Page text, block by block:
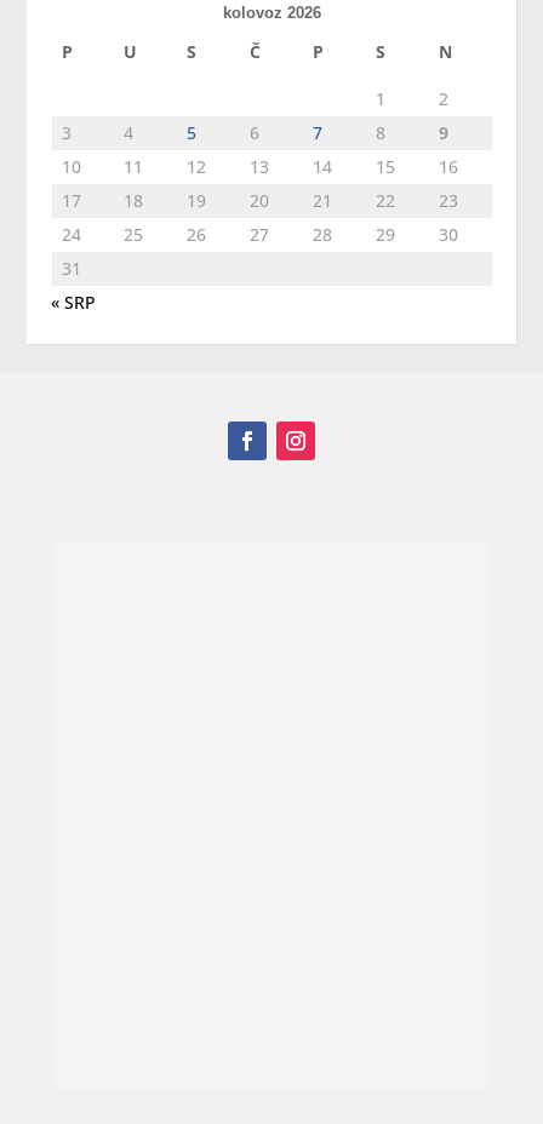
kolovoz 2026
P U S Č P S N
1
2
3
4 5 6 7 8
9
10
11 12 13 14 15
16
17
18 19 20 21 22
23
24
25 26 27 28 29
30
31
« SRP